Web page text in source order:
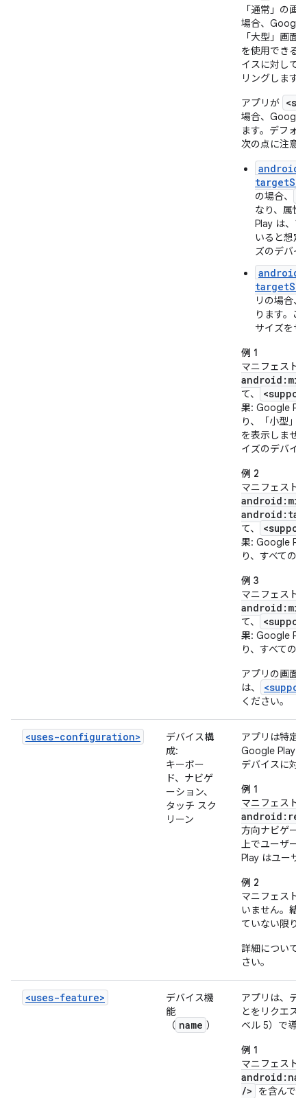
「通常」の画
場合、Google
「大型」画面
を使用できる
イスに対して
リングします。
アプリが
場合、Google
ます。デフォ
次の点に注意
android:
の場合、
なり、属性
Play は、
いると想定
ズのデバイ
android:
リの場合
ります。
サイズをサ
例 1
マニフェスト
て、
果: Google
り、「小型」
を表示しませ
イズのデバイ
例 2
マニフェスト
て、
果: Google
り、すべての
例 3
マニフェスト
て、
果: Google
り、すべての
アプリの画面
は、
ください。
<uses-configuration>
デバイス構
成:
キーボー
ド、ナビゲ
ーション、
タッチ スク
リーン
アプリは特定
Google Play
デバイスに対
例 1
マニフェスト
方向ナビゲー
上でユーザー
Play はユーザ
例 2
マニフェスト
いません。 結
ていない限り
詳細について
さい。
<uses-feature>
デバイス機
能
（ name ）
アプリは、デ
とをリクエス
ベル 5）で導
例 1
マニフェスト
/>
を含んで